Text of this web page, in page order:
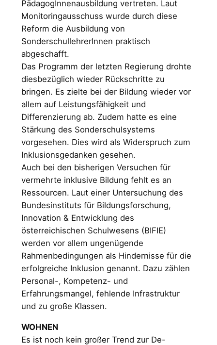
PädagogInnenausbildung vertreten. Laut
Monitoringausschuss wurde durch diese
Reform die Ausbildung von
SonderschullehrerInnen praktisch
abgeschafft.
Das Programm der letzten Regierung drohte
diesbezüglich wieder Rückschritte zu
bringen. Es zielte bei der Bildung wieder vor
allem auf Leistungsfähigkeit und
Differenzierung ab. Zudem hatte es eine
Stärkung des Sonderschulsystems
vorgesehen. Dies wird als Widerspruch zum
Inklusionsgedanken gesehen.
Auch bei den bisherigen Versuchen für
vermehrte inklusive Bildung fehlt es an
Ressourcen. Laut einer Untersuchung des
Bundesinstituts für Bildungsforschung,
Innovation & Entwicklung des
österreichischen Schulwesens (BIFIE)
werden vor allem ungenügende
Rahmenbedingungen als Hindernisse für die
erfolgreiche Inklusion genannt. Dazu zählen
Personal-, Kompetenz- und
Erfahrungsmangel, fehlende Infrastruktur
und zu große Klassen.
WOHNEN
Es ist noch kein großer Trend zur De-